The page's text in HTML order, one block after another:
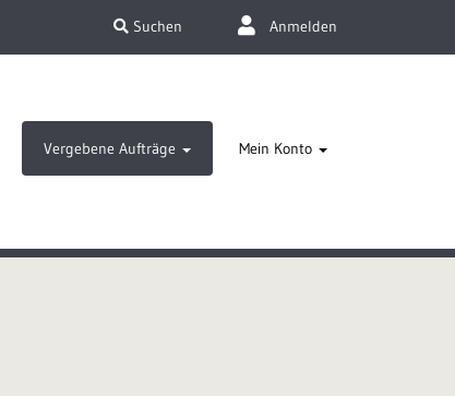
Suchen Anmelden
Vergebene Aufträge Mein Konto